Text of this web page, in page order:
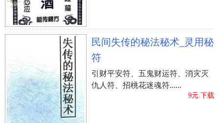
民间失传的秘法秘术_灵用秘
符
引财平安符、五鬼财运符、消灾灭
仇人符、招桃花迷魂符......
9元.下载